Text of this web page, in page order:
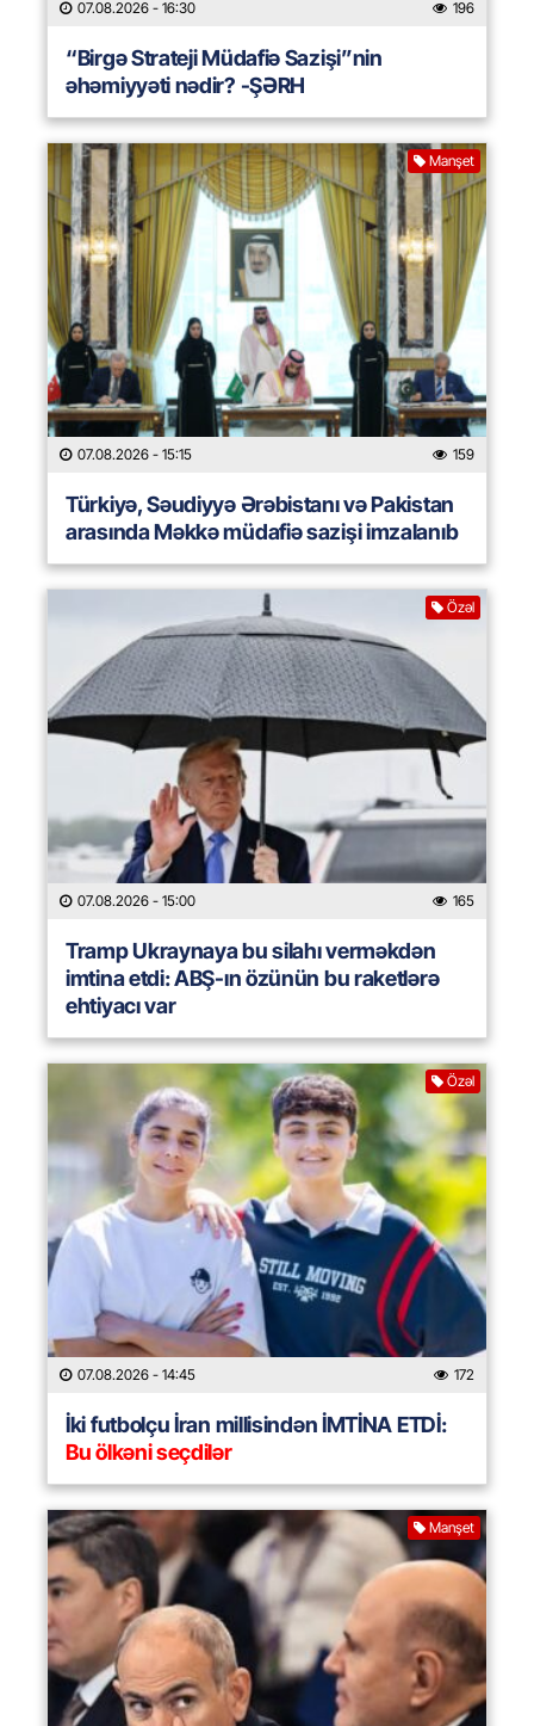
07.08.2026 - 16:30 196
“Birgə Strateji Müdafiə Sazişi”nin
əhəmiyyəti nədir? -ŞƏRH
Manşet
07.08.2026 - 15:15 159
Türkiyə, Səudiyyə Ərəbistanı və Pakistan
arasında Məkkə müdafiə sazişi imzalanıb
Özəl
07.08.2026 - 15:00 165
Tramp Ukraynaya bu silahı verməkdən
imtina etdi: ABŞ-ın özünün bu raketlərə
ehtiyacı var
Özəl
07.08.2026 - 14:45 172
İki futbolçu İran millisindən İMTİNA ETDİ:
Bu ölkəni seçdilər
Manşet